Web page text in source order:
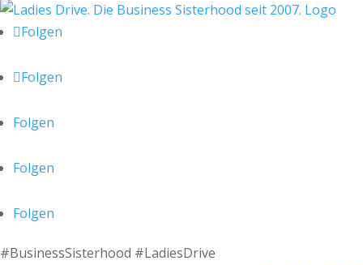
Folgen
Folgen
Folgen
Folgen
Folgen
#BusinessSisterhood #LadiesDrive